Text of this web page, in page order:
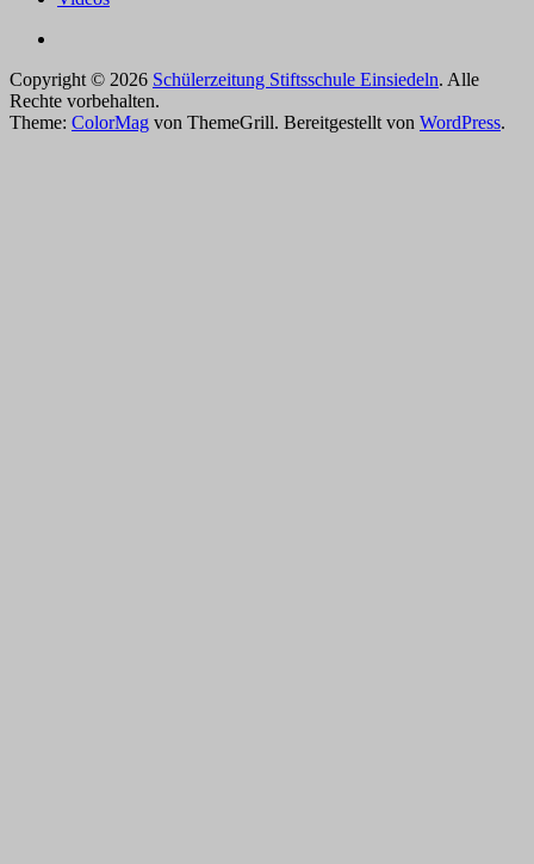
Copyright © 2026 Schülerzeitung Stiftsschule Einsiedeln. Alle
Rechte vorbehalten.
Theme: ColorMag von ThemeGrill. Bereitgestellt von WordPress.